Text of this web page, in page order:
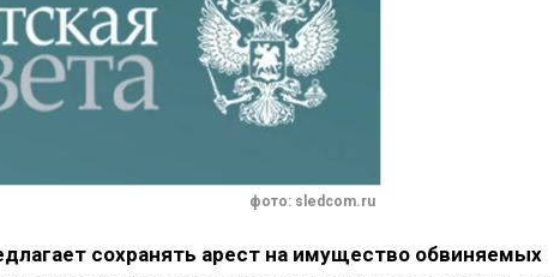
фото: sledcom.ru
сохранять арест на имущество обвиняемых